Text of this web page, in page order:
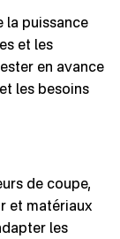
la puissance
et les
en avance
les besoins
de coupe,
et matériaux
les